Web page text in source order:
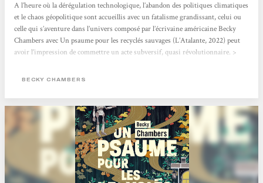
A l’heure où la dérégulation technologique, l’abandon des politiques climatiques
et le chaos géopolitique sont accueillis avec un fatalisme grandissant, celui ou
celle qui s’aventure dans l’univers composé par l’écrivaine américaine Becky
Chambers avec Un psaume pour les recyclés sauvages (L’Atalante, 2022) peut
avoir l’impression de commettre un acte subversif, quasi révolutionnaire. >
BECKY CHAMBERS